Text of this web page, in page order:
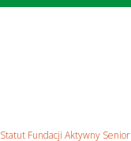
Statut Fundacji Aktywny Senior